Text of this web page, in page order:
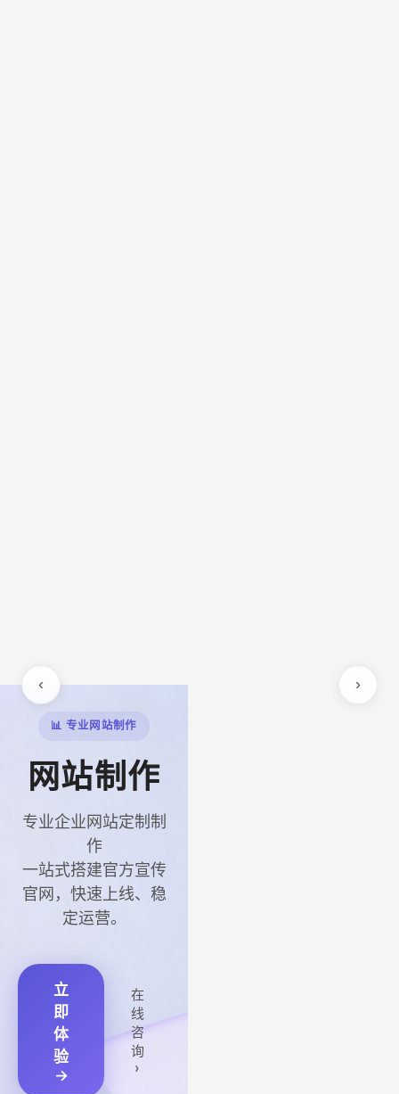
📊 专业网站制作
网站制作
专业企业网站定制制
作
一站式搭建官方宣传
官网，快速上线、稳
定运营。
立
即
体
验
→
在
线
咨
询
›
‹ ›